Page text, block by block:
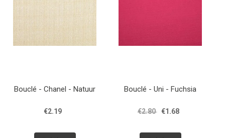
Bouclé - Chanel - Natuur
€2.19
Bouclé - Uni - Fuchsia
€2.80 €1.68